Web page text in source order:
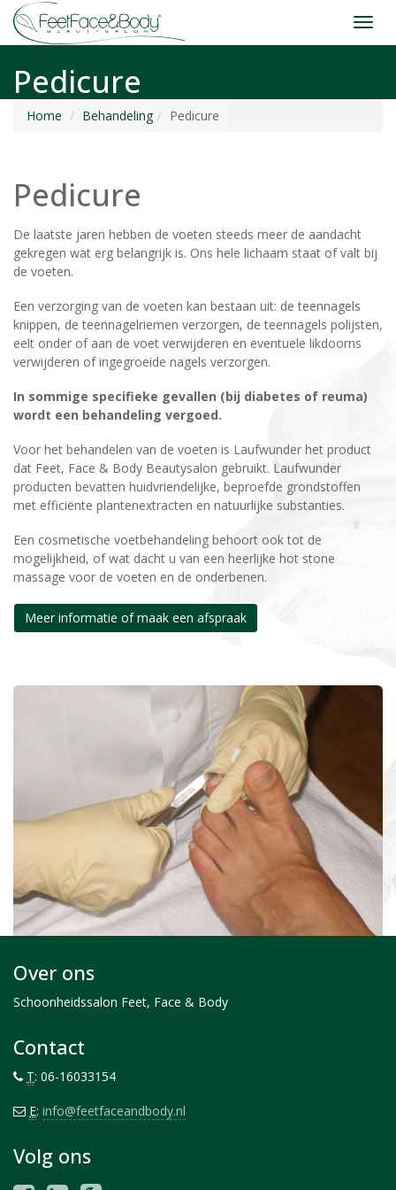
Pedicure
Home Behandeling Pedicure
Pedicure
De laatste jaren hebben de voeten steeds meer de aandacht
gekregen wat erg belangrijk is. Ons hele lichaam staat of valt bij
de voeten.
Een verzorging van de voeten kan bestaan uit: de teennagels
knippen, de teennagelriemen verzorgen, de teennagels polijsten,
eelt onder of aan de voet verwijderen en eventuele likdoorns
verwijderen of ingegroeide nagels verzorgen.
In sommige specifieke gevallen (bij diabetes of reuma)
wordt een behandeling vergoed.
Voor het behandelen van de voeten is Laufwunder het product
dat Feet, Face & Body Beautysalon gebruikt. Laufwunder
producten bevatten huidvriendelijke, beproefde grondstoffen
met efficiënte plantenextracten en natuurlijke substanties.
Een cosmetische voetbehandeling behoort ook tot de
mogelijkheid, of wat dacht u van een heerlijke hot stone
massage voor de voeten en de onderbenen.
Meer informatie of maak een afspraak
Over ons
Schoonheidssalon Feet, Face & Body
Contact
T: 06-16033154
E: info@feetfaceandbody.nl
Volg ons